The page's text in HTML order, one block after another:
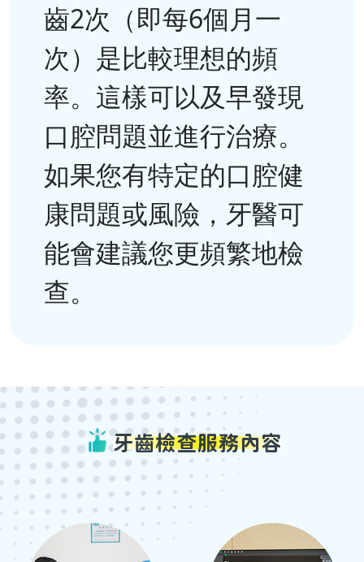
齒2次（即每6個月一
次）是比較理想的頻
率。這樣可以及早發現
口腔問題並進行治療。
如果您有特定的口腔健
康問題或風險，牙醫可
能會建議您更頻繁地檢
查。
牙齒檢查服務內容